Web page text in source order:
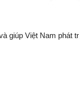
giúp Việt Nam phát